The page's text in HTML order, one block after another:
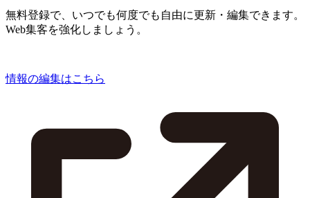
無料登録で、いつでも何度でも自由に更新・編集できます。
Web集客を強化しましょう。
情報の編集はこちら